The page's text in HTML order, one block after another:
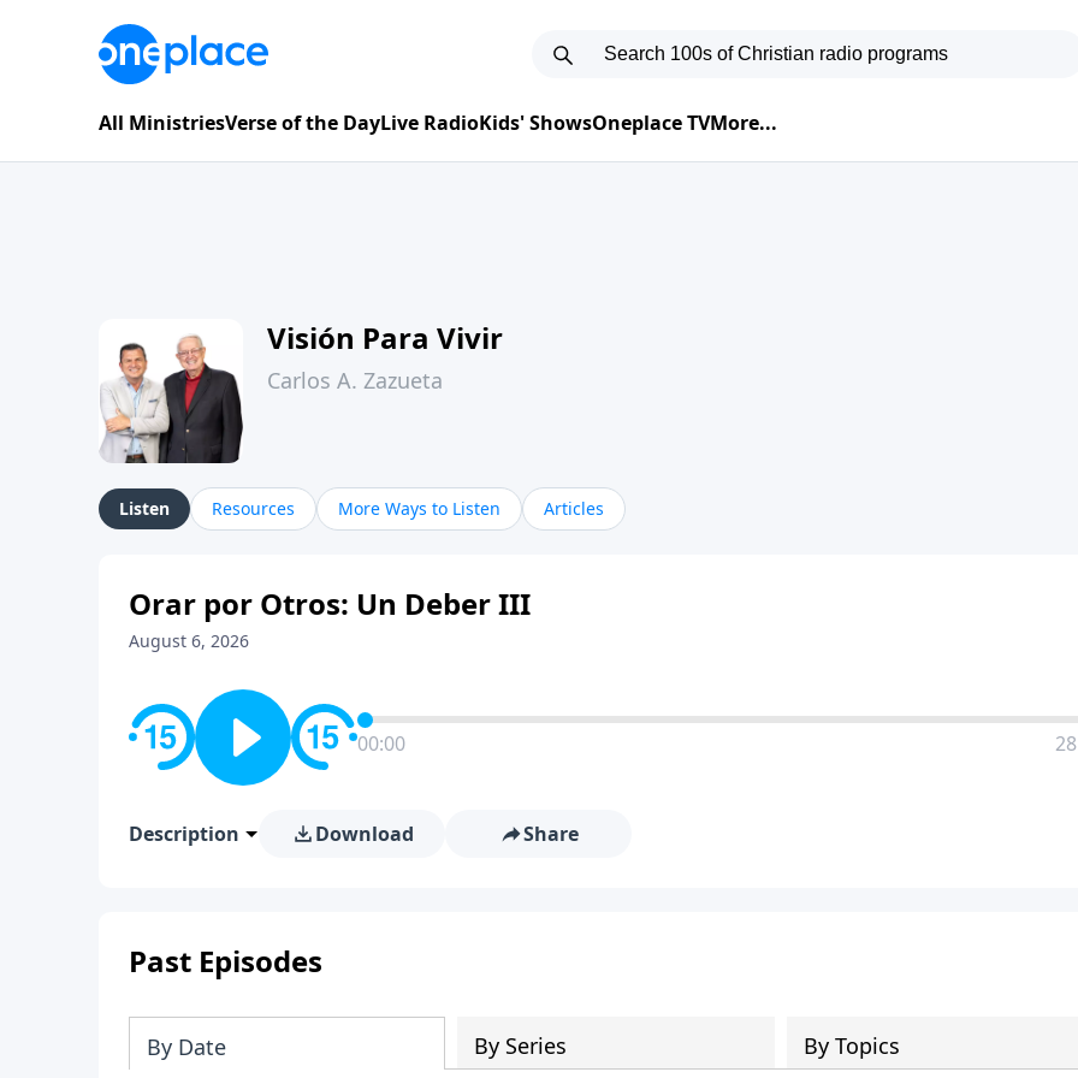
All MinistriesVerse of the DayLive RadioKids' ShowsOneplace TVMore...
Visión Para Vivir
Carlos A. Zazueta
Listen Resources More Ways to Listen Articles
Orar por Otros: Un Deber III
August 6, 2026
00:00
Description Download Share
Past Episodes
By Date By Series By Topics